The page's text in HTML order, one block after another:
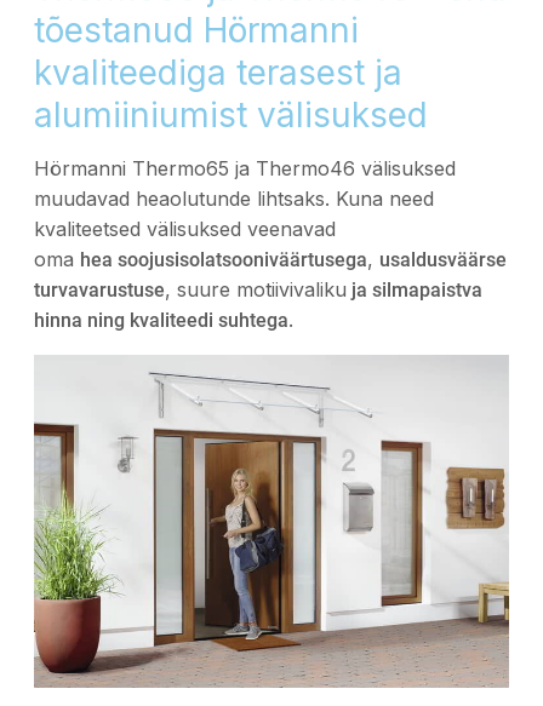
tõestanud Hörmanni
kvaliteediga terasest ja
alumiiniumist välisuksed
Hörmanni Thermo65 ja Thermo46 välisuksed
muudavad heaolutunde lihtsaks. Kuna need
kvaliteetsed välisuksed veenavad
oma hea soojusisolatsooniväärtusega, usaldusväärse
turvavarustuse, suure motiivivaliku ja silmapaistva
hinna ning kvaliteedi suhtega.